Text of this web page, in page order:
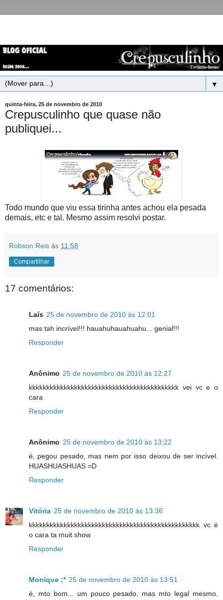
▼
quinta-feira, 25 de novembro de 2010
Crepusculinho que quase não
publiquei...
Todo mundo que viu essa tirinha antes achou ela pesada
demais, etc e tal. Mesmo assim resolvi postar.
Robson Reis às 11:58
Compartilhar
17 comentários:
Laís 25 de novembro de 2010 às 12:01
mas tah incrível!!! hauahuhauahuahu... genial!!!
Responder
Anônimo 25 de novembro de 2010 às 12:27
kkkkkkkkkkkkkkkkkkkkkkkkkkkkkkkkkkkkkkkkkkk vei vc e o
cara
Responder
Anônimo 25 de novembro de 2010 às 13:22
é, pegou pesado, mas nem por isso deixou de ser incível.
HUASHUASHUAS =D
Responder
Vitória 25 de novembro de 2010 às 13:36
kkkkkkkkkkkkkkkkkkkkkkkkkkkkkkkkkkkkkkkkkkkkkkkkk vc é
o cara ta muit show
Responder
Monique ;* 25 de novembro de 2010 às 13:51
é, mto bom... um pouco pesado, mas mto legal mesmo.